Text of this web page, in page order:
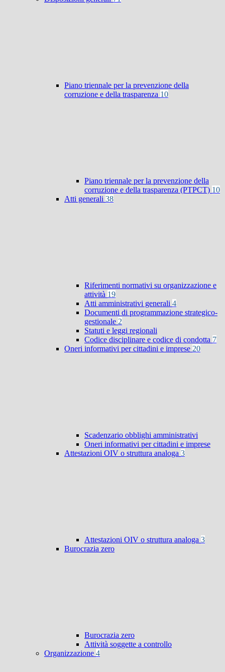
Piano triennale per la prevenzione della
corruzione e della trasparenza 10
Piano triennale per la prevenzione della
corruzione e della trasparenza (PTPCT) 10
Atti generali 38
Riferimenti normativi su organizzazione e
attività 19
Atti amministrativi generali 4
Documenti di programmazione strategico-
gestionale 2
Statuti e leggi regionali
Codice disciplinare e codice di condotta 7
Oneri informativi per cittadini e imprese 20
Scadenzario obblighi amministrativi
Oneri informativi per cittadini e imprese
Attestazioni OIV o struttura analoga 3
Attestazioni OIV o struttura analoga 3
Burocrazia zero
Burocrazia zero
Attività soggette a controllo
Organizzazione 4